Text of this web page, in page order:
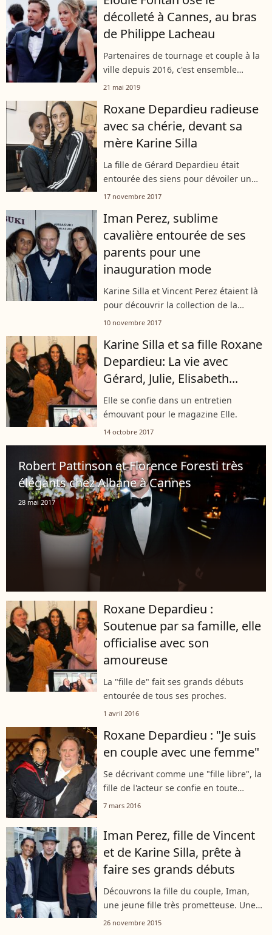
décolleté à Cannes, au bras
de Philippe Lacheau
Partenaires de tournage et couple à la
ville depuis 2016, c'est ensemble
qu'Elodie Fontan et Philippe Lacheau
ce 21 mai. L'occasion pour la
comédienne...
21 mai 2019
Roxane Depardieu radieuse
avec sa chérie, devant sa
mère Karine Silla
La fille de Gérard Depardieu était
entourée des siens pour dévoiler un
nouveau projet.
17 novembre 2017
Iman Perez, sublime
cavalière entourée de ses
parents pour une
inauguration mode
Karine Silla et Vincent Perez étaient là
pour découvrir la collection de la
maison Miasuki.
10 novembre 2017
Karine Silla et sa fille Roxane
Depardieu: La vie avec
Gérard, Julie, Elisabeth...
Elle se confie dans un entretien
émouvant pour le magazine Elle.
14 octobre 2017
Robert Pattinson et Florence Foresti très
élégants chez Albane à Cannes
28 mai 2017
Roxane Depardieu :
Soutenue par sa famille, elle
officialise avec son
amoureuse
La "fille de" fait ses grands débuts
entourée de tous ses proches.
1 avril 2016
Roxane Depardieu : "Je suis
en couple avec une femme"
Se décrivant comme une "fille libre", la
fille de l'acteur se confie en toute
sincérité.
7 mars 2016
Iman Perez, fille de Vincent
et de Karine Silla, prête à
faire ses grands débuts
Découvrons la fille du couple, Iman,
une jeune fille très prometteuse. Une
parfaite "débutante"...
26 novembre 2015